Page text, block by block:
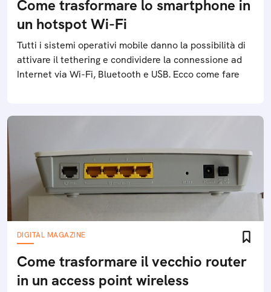
Come trasformare lo smartphone in
un hotspot Wi-Fi
Tutti i sistemi operativi mobile danno la possibilità di
attivare il tethering e condividere la connessione ad
Internet via Wi-Fi, Bluetooth e USB. Ecco come fare
DIGITAL MAGAZINE
Come trasformare il vecchio router
in un access point wireless